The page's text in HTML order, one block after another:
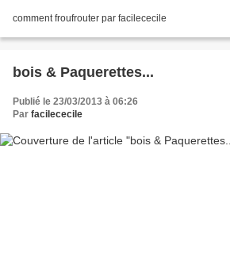
comment froufrouter par facilececile
bois & Paquerettes...
Publié le 23/03/2013 à 06:26
Par facilececile